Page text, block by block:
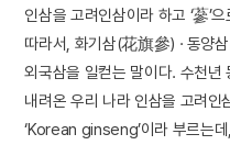
인삼을 고려인삼이라 하고 ‘蔘’
따라서, 화기삼(花旗參) · 동양
외국삼을 일컫는 말이다. 수천
내려온 우리 나라 인삼을 고려인
‘Korean ginseng’이라 부르는데,